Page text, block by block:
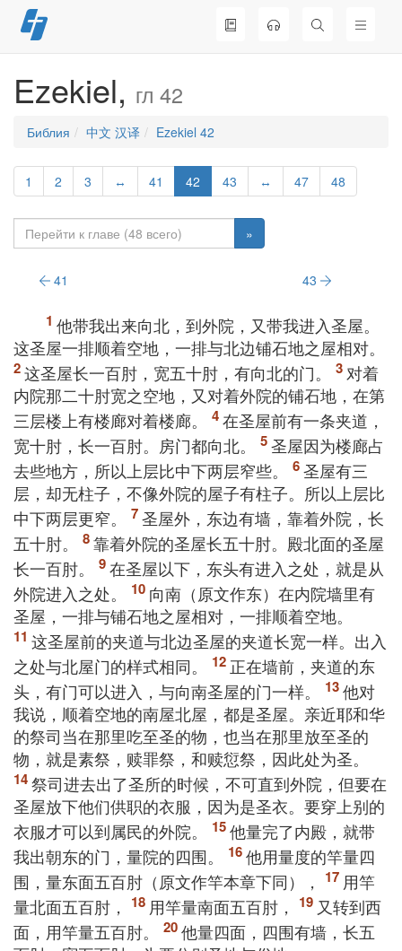
Перейти
к
Ezekiel, гл 42
Библия 中文 汉译 Ezekiel 42
1 2 3 ↔ 41 42 43 ↔ 47 48
»
41 43
他带我出来向北，到外院，又带我进入圣屋。
这圣屋一排顺着空地，一排与北边铺石地之屋相对。
这圣屋长一百肘，宽五十肘，有向北的门。
对着
内院那二十肘宽之空地，又对着外院的铺石地，在第
三层楼上有楼廊对着楼廊。
在圣屋前有一条夹道，
宽十肘，长一百肘。房门都向北。
圣屋因为楼廊占
去些地方，所以上层比中下两层窄些。
圣屋有三
层，却无柱子，不像外院的屋子有柱子。所以上层比
中下两层更窄。
圣屋外，东边有墙，靠着外院，长
五十肘。
靠着外院的圣屋长五十肘。殿北面的圣屋
长一百肘。
在圣屋以下，东头有进入之处，就是从
外院进入之处。
向南（原文作东）在内院墙里有
圣屋，一排与铺石地之屋相对，一排顺着空地。
这圣屋前的夹道与北边圣屋的夹道长宽一样。出入
之处与北屋门的样式相同。
正在墙前，夹道的东
头，有门可以进入，与向南圣屋的门一样。
他对
我说，顺着空地的南屋北屋，都是圣屋。亲近耶和华
的祭司当在那里吃至圣的物，也当在那里放至圣的
物，就是素祭，赎罪祭，和赎愆祭，因此处为圣。
祭司进去出了圣所的时候，不可直到外院，但要在
圣屋放下他们供职的衣服，因为是圣衣。要穿上别的
衣服才可以到属民的外院。
他量完了内殿，就带
我出朝东的门，量院的四围。
他用量度的竿量四
围，量东面五百肘（原文作竿本章下同），
用竿
量北面五百肘，
用竿量南面五百肘，
又转到西
面，用竿量五百肘。
他量四面，四围有墙，长五